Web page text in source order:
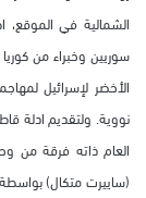
الشمالية في الموقع،
سوريين وخبراء من
الأخضر لإسرائيل
نووية. ولتقديم ادلة
العام ذاته فرقة من
(ساييرت متكال) بواسطة